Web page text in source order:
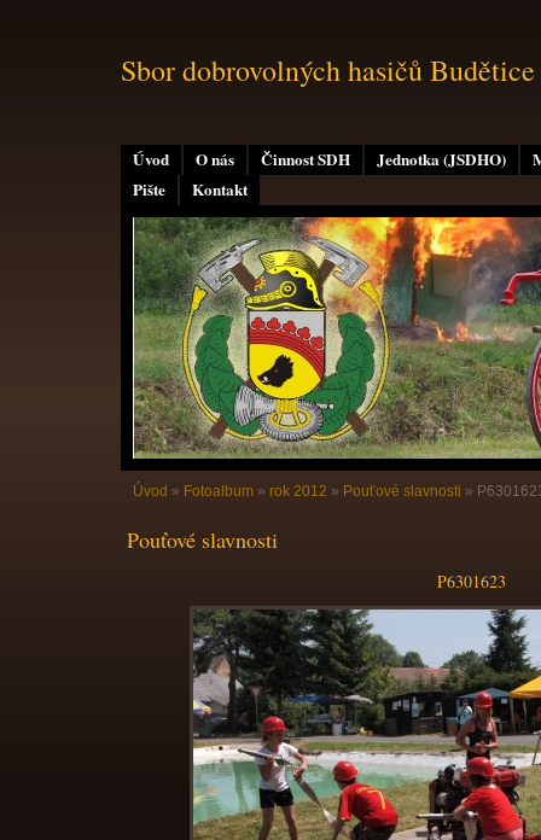
Úvod O nás Činnost SDH Jednotka (JSDHO)
Pište
Kontakt
Sbor dobrovolných hasičů Budětice
Úvod » Fotoalbum » rok 2012 » Pouťové slavnosti »
Pouťové slavnosti
P6301623